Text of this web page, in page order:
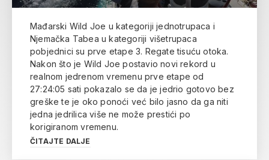
Mađarski Wild Joe u kategoriji jednotrupaca i
Njemačka Tabea u kategoriji višetrupaca
pobjednici su prve etape 3. Regate tisuću otoka.
Nakon što je Wild Joe postavio novi rekord u
realnom jedrenom vremenu prve etape od
27:24:05 sati pokazalo se da je jedrio gotovo bez
greške te je oko ponoći već bilo jasno da ga niti
jedna jedrilica više ne može prestići po
korigiranom vremenu.
ČITAJTE DALJE